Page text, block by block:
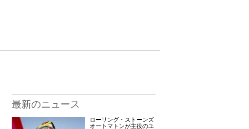
最新のニュース
ローリング・ストーンズ
オートマトンが主役のユ